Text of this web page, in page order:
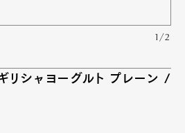
1/2
リシャヨーグルト プレーン /